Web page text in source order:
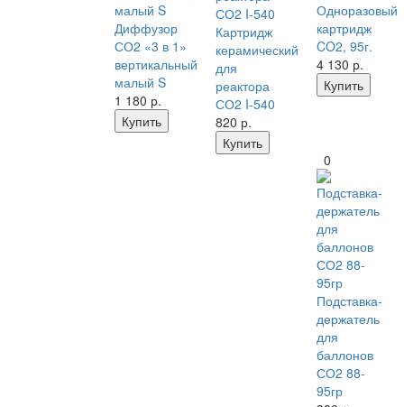
Диффузор
СО2 «3 в 1»
вертикальный
малый S
1 180 р.
Купить
Картридж
керамический
для
реактора
СО2 I-540
820 р.
Купить
Одноразовый
картридж
CO2, 95г.
4 130 р.
Купить
0
Подставка-
держатель
для
баллонов
СО2 88-
95гр